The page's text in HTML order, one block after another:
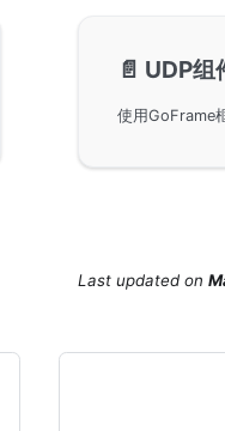
📄️ UDP组
Last updated on